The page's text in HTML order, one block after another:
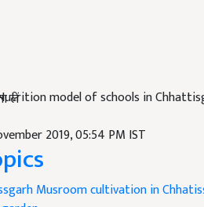
लें
model of schools in
2019, 05:54 PM IST
Musroom cultivation in